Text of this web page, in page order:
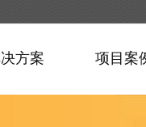
方案 项目案